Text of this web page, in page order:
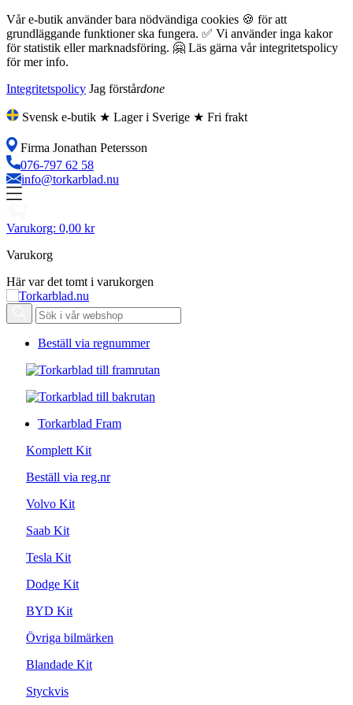
Vår e-butik använder bara nödvändiga cookies 🍪 för att
grundläggande funktioner ska fungera. ✅ Vi använder inga kakor
för statistik eller marknadsföring. 🤗 Läs gärna vår integritetspolicy
för mer info.
Integritetspolicy Jag förstårdone
Svensk e-butik ★ Lager i Sverige ★ Fri frakt
Firma Jonathan Petersson
076-797 62 58
info@torkarblad.nu
Varukorg: 0,00 kr
Varukorg
Här var det tomt i varukorgen
Beställ via regnummer
Torkarblad Fram
Komplett Kit
Beställ via reg.nr
Volvo Kit
Saab Kit
Tesla Kit
Dodge Kit
BYD Kit
Övriga bilmärken
Blandade Kit
Styckvis